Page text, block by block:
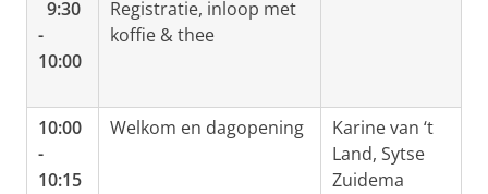
9:30
-
10:00
Registratie, inloop met
koffie & thee
10:00
-
10:15
Welkom en dagopening
Karine van ‘t
Land, Sytse
Zuidema